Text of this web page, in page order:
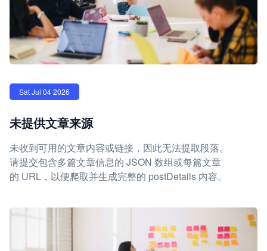
Sat Jul 04 2026
未提供文章来源
未收到可用的文章内容或链接，因此无法提取段落。
请提交包含多篇文章信息的 JSON 数组或每篇文章
的 URL，以便爬取并生成完整的 postDetails 内容。